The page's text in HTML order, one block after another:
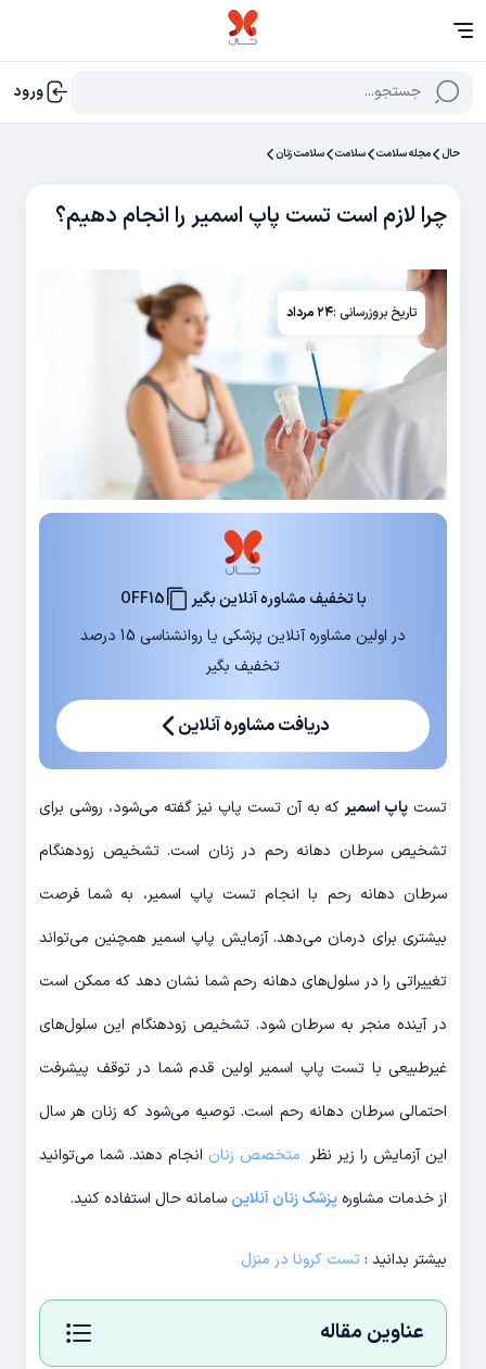
جستجو... ورود
حال مجله سلامت سلامت سلامت زنان
چرا لازم است تست پاپ اسمیر را انجام دهیم؟
تاریخ بروزرسانی :۲۴ مرداد
با تخفیف مشاوره آنلاین بگیر
OFF15
در اولین مشاوره آنلاین پزشکی یا روانشناسی 15 درصد
تخفیف بگیر
دریافت مشاوره آنلاین
تست پاپ اسمیرکه به آن تست پاپ نیز گفته می‌شود، روشی برای
تشخیص سرطان دهانه رحم در زنان است. تشخیص زودهنگام
سرطان دهانه رحم با انجام تست پاپ اسمیر، به شما فرصت
بیشتری برای درمان می‌دهد. آزمایش پاپ اسمیر همچنین می‌تواند
تغییراتی را در سلول‌های دهانه رحم شما نشان دهد که ممکن است
در آینده منجر به سرطان شود. تشخیص زودهنگام این سلول‌های
غیرطبیعی با تست پاپ اسمیر اولین قدم شما در توقف پیشرفت
احتمالی سرطان دهانه رحم است. توصیه می‌شود که زنان هر سال
این آزمایش را زیر نظر متخصص زنان انجام دهند. شما می‌توانید
از خدمات مشاوره پزشک زنان آنلاین سامانه حال استفاده کنید.
بیشتر بدانید :تست کرونا در منزل
عناوین مقاله